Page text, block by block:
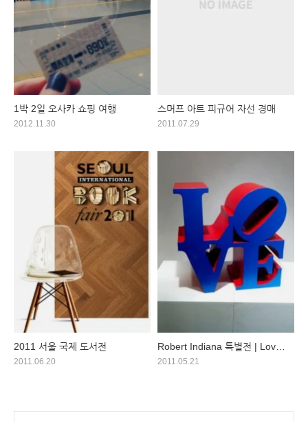
1박 2일 오사카 쇼핑 여행
2012.11.30
스머프 아트 피규어 자선 경매
2011.07.29
2011 서울 국제 도서전
2011.06.20
Robert Indiana 특별전 | Love
to Love
2011.05.21